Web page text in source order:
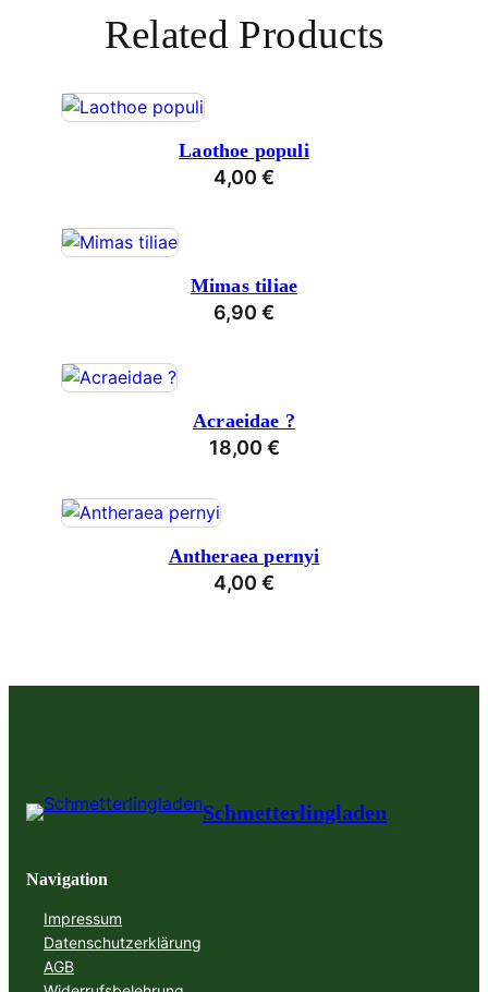
Related Products
Laothoe populi
4,00 €
Mimas tiliae
6,90 €
Acraeidae ?
18,00 €
Antheraea pernyi
4,00 €
Schmetterlingladen
Navigation
Impressum
Datenschutzerklärung
AGB